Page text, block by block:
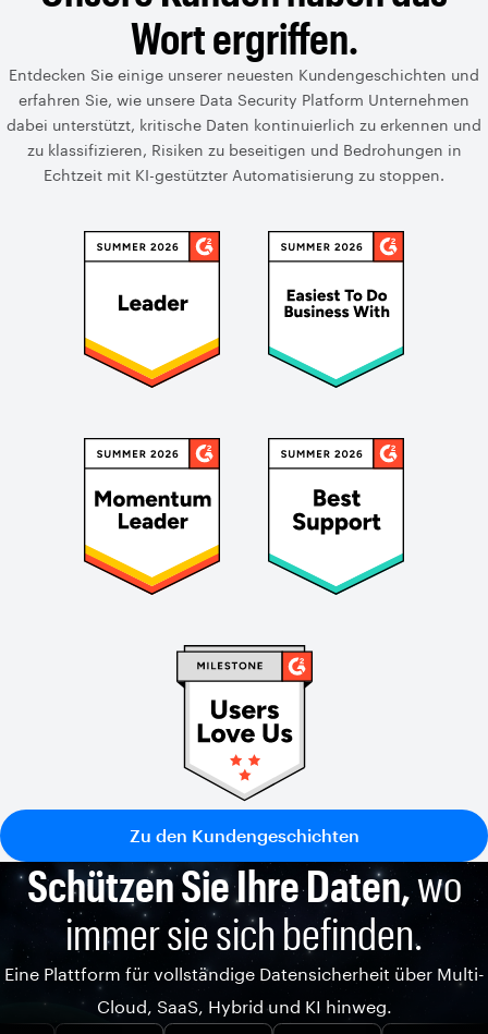
Wort ergriffen.
Entdecken Sie einige unserer neuesten Kundengeschichten und
erfahren Sie, wie unsere Data Security Platform Unternehmen
dabei unterstützt, kritische Daten kontinuierlich zu erkennen und
zu klassifizieren, Risiken zu beseitigen und Bedrohungen in
Echtzeit mit KI-gestützter Automatisierung zu stoppen.
Zu den Kundengeschichten
Schützen Sie Ihre Daten,wo
immer sie sich befinden.
Eine Plattform für vollständige Datensicherheit über Multi-
Cloud, SaaS, Hybrid und KI hinweg.